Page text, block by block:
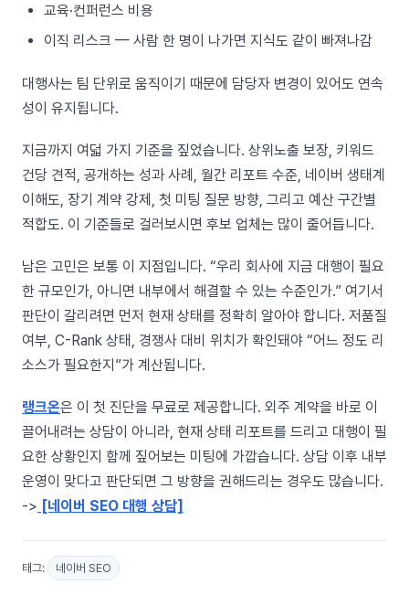
교육·컨퍼런스 비용
이직 리스크 — 사람 한 명이 나가면 지식도 같이 빠져나감
대행사는 팀 단위로 움직이기 때문에 담당자 변경이 있어도 연속
성이 유지됩니다.
지금까지 여덟 가지 기준을 짚었습니다. 상위노출 보장, 키워드
건당 견적, 공개하는 성과 사례, 월간 리포트 수준, 네이버 생태계
이해도, 장기 계약 강제, 첫 미팅 질문 방향, 그리고 예산 구간별
적합도. 이 기준들로 걸러보시면 후보 업체는 많이 줄어듭니다.
남은 고민은 보통 이 지점입니다. “우리 회사에 지금 대행이 필요
한 규모인가, 아니면 내부에서 해결할 수 있는 수준인가.” 여기서
판단이 갈리려면 먼저 현재 상태를 정확히 알아야 합니다. 저품질
여부, C-Rank 상태, 경쟁사 대비 위치가 확인돼야 “어느 정도 리
소스가 필요한지”가 계산됩니다.
랭크온은 이 첫 진단을 무료로 제공합니다. 외주 계약을 바로 이
끌어내려는 상담이 아니라, 현재 상태 리포트를 드리고 대행이 필
요한 상황인지 함께 짚어보는 미팅에 가깝습니다. 상담 이후 내부
운영이 맞다고 판단되면 그 방향을 권해드리는 경우도 많습니다.
-> [네이버 SEO 대행 상담]
태그: 네이버 SEO